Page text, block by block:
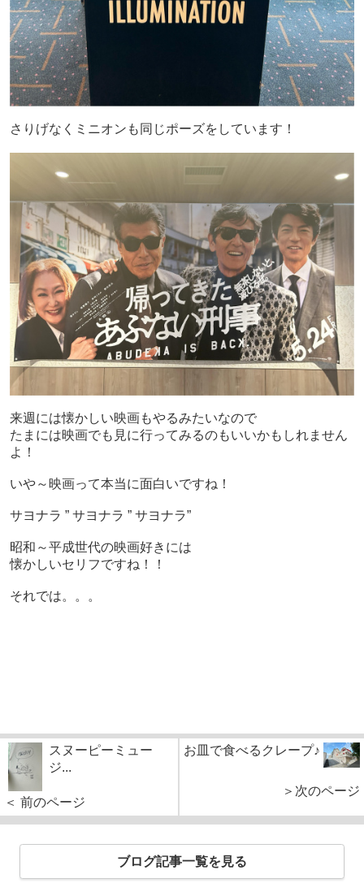
さりげなくミニオンも同じポーズをしています！
来週には懐かしい映画もやるみたいなので
たまには映画でも見に行ってみるのもいいかもしれません
よ！
いや～映画って本当に面白いですね！
サヨナラ ” サヨナラ ” サヨナラ”
昭和～平成世代の映画好きには
懐かしいセリフですね！！
それでは。。。
スヌーピーミュー
ジ...
＜ 前のページ
お皿で食べるクレープ♪
＞次のページ
ブログ記事一覧を見る